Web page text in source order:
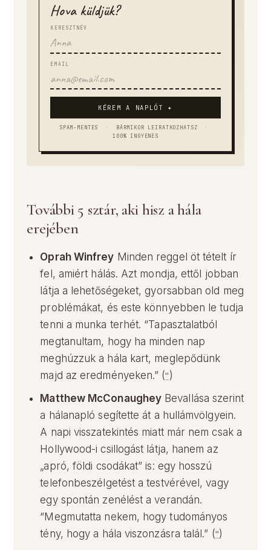
Hova küldjük?
KERESZTNÉV
EMAIL
KÉREM A NAPLÓT ✦
SPAM-MENTES · BÁRMIKOR LEIRATKOZHATSZ
·
100% INGYENES
További 5 sztár, aki hisz a hála
erejében
Oprah Winfrey Minden reggel öt tételt ír
fel, amiért hálás. Azt mondja, ettől jobban
látja a lehetőségeket, gyorsabban old meg
problémákat, és este könnyebben le tudja
tenni a munka terhét. “Tapasztalatból
megtanultam, hogy ha minden nap
meghúzzuk a hála kart, meglepődünk
majd az eredményeken.” (“)
Matthew McConaughey Bevallása szerint
a hálanapló segítette át a hullámvölgyein.
A napi visszatekintés miatt már nem csak a
Hollywood-i csillogást látja, hanem az
„apró, földi csodákat” is: egy hosszú
telefonbeszélgetést a testvérével, vagy
egy spontán zenélést a verandán.
“Megmutatta nekem, hogy tudományos
tény, hogy a hála viszonzásra talál.” (“)